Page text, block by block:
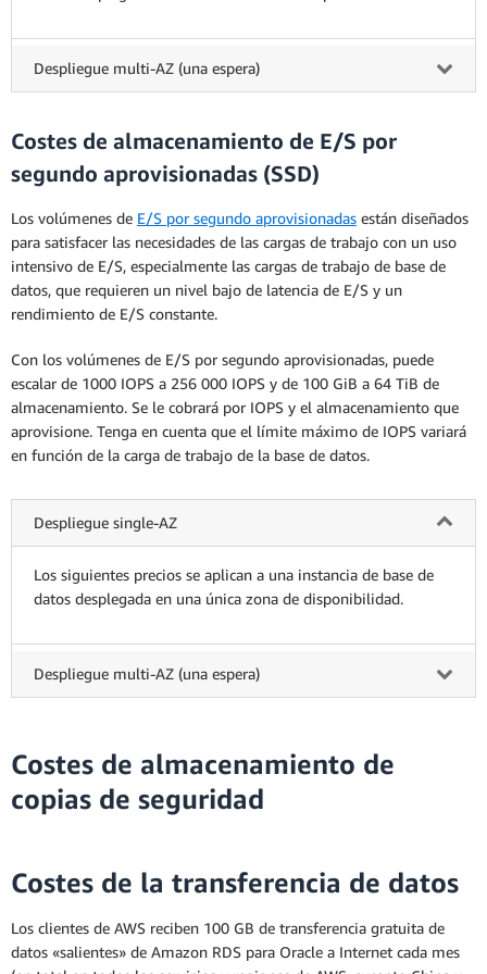
* Pago mensual promedio durante el plazo de
vigencia de la instancia reservada. Cada mes, el
Despliegue multi-AZ (una espera)
Costes de almacenamiento de E/S por
segundo aprovisionadas (SSD)
Los volúmenes de E/S por segundo aprovisionadas están diseñados
para satisfacer las necesidades de las cargas de trabajo con un uso
intensivo de E/S, especialmente las cargas de trabajo de base de
datos, que requieren un nivel bajo de latencia de E/S y un
rendimiento de E/S constante.
Con los volúmenes de E/S por segundo aprovisionadas, puede
escalar de 1000 IOPS a 256 000 IOPS y de 100 GiB a 64 TiB de
almacenamiento. Se le cobrará por IOPS y el almacenamiento que
aprovisione. Tenga en cuenta que el límite máximo de IOPS variará
en función de la carga de trabajo de la base de datos.
Despliegue single-AZ
Los siguientes precios se aplican a una instancia de base de
datos desplegada en una única zona de disponibilidad.
Despliegue multi-AZ (una espera)
Costes de almacenamiento de
copias de seguridad
Costes de la transferencia de datos
Los clientes de AWS reciben 100 GB de transferencia gratuita de
datos «salientes» de Amazon RDS para Oracle a Internet cada mes